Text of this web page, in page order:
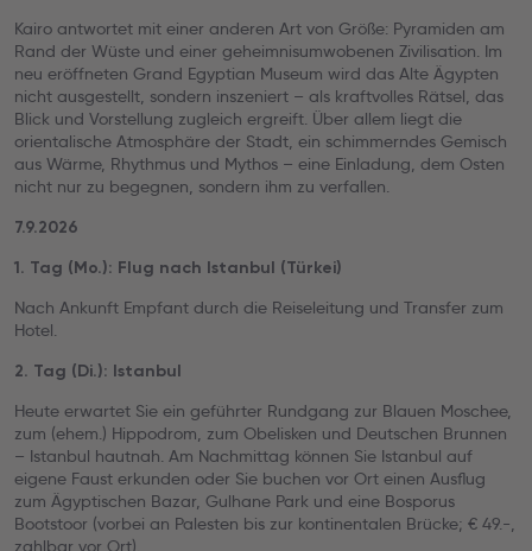
Kairo antwortet mit einer anderen Art von Größe: Pyramiden am
Rand der Wüste und einer geheimnisumwobenen Zivilisation. Im
neu eröffneten Grand Egyptian Museum wird das Alte Ägypten
nicht ausgestellt, sondern inszeniert – als kraftvolles Rätsel, das
Blick und Vorstellung zugleich ergreift. Über allem liegt die
orientalische Atmosphäre der Stadt, ein schimmerndes Gemisch
aus Wärme, Rhythmus und Mythos – eine Einladung, dem Osten
nicht nur zu begegnen, sondern ihm zu verfallen.
7.9.2026
1. Tag (Mo.): Flug nach Istanbul (Türkei)
Nach Ankunft Empfant durch die Reiseleitung und Transfer zum
Hotel.
2. Tag (Di.): Istanbul
Heute erwartet Sie ein geführter Rundgang zur Blauen Moschee,
zum (ehem.) Hippodrom, zum Obelisken und Deutschen Brunnen
– Istanbul hautnah. Am Nachmittag können Sie Istanbul auf
eigene Faust erkunden oder Sie buchen vor Ort einen Ausflug
zum Ägyptischen Bazar, Gulhane Park und eine Bosporus
Bootstoor (vorbei an Palesten bis zur kontinentalen Brücke; € 49.-,
zahlbar vor Ort).